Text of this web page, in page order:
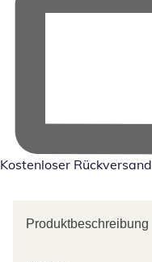
Kostenloser Rückversand
Produktbeschreibung